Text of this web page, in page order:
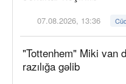
07.08.2026, 13:36
"Tottenhem" Miki van
razılığa gəlib